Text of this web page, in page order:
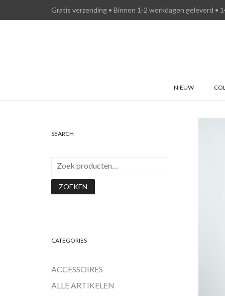
Gratis verzending • Binnen 1-2 werkdagen geleverd •
NIEUW
SEARCH
ZOEKEN
CATEGORIES
ACCESSOIRES
ALLE ARTIKELEN